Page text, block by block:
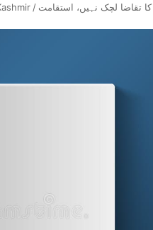
/ تقاضا لچک نہیں، استقامت